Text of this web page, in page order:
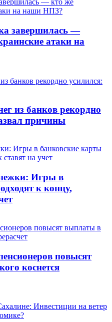
завершилась —
атаки на
из банков рекордно
причины
Игры в
к концу,
повысят
коснется